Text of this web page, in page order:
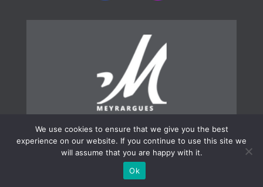
© 2019 | Ville de Meyrargues
We use cookies to ensure that we give you the best
experience on our website. If you continue to use this site we
will assume that you are happy with it.
Ok